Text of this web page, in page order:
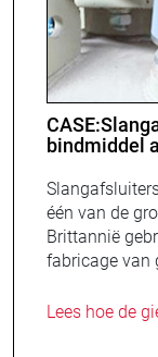
bindmiddel
één van de
Brittannië
fabricage van
Lees hoe de